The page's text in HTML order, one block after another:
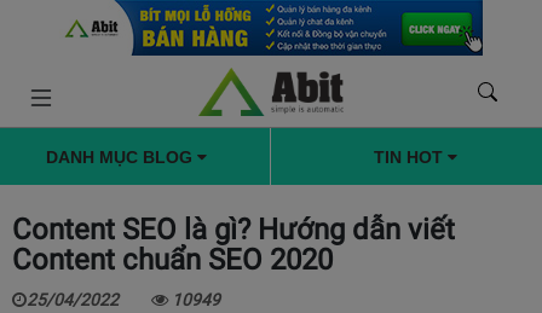
DANH MỤC BLOG TIN HOT
Content SEO là gì? Hướng dẫn viết
Content chuẩn SEO 2020
25/04/2022 10949